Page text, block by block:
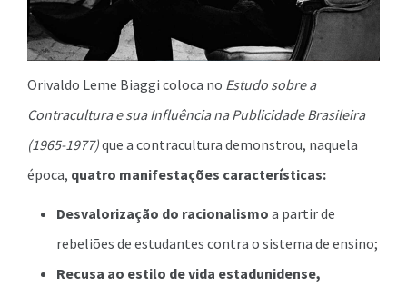
Orivaldo Leme Biaggi coloca no Estudo sobre a
Contracultura e sua Influência na Publicidade Brasileira
(1965-1977)que a contracultura demonstrou, naquela
época, quatro manifestações características:
Desvalorização do racionalismo a partir de
rebeliões de estudantes contra o sistema de ensino;
Recusa ao estilo de vida estadunidense,